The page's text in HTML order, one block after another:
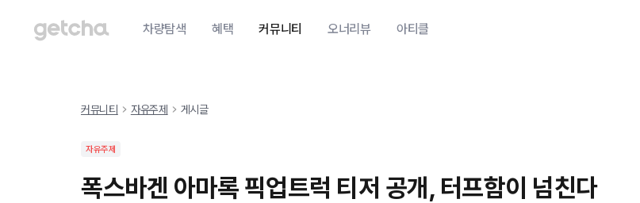
차량탐색 혜택 커뮤니티 오너리뷰 아티클
커뮤니티 자유주제 게시글
자유주제
폭스바겐 아마록 픽업트럭 티저 공개, 터프함이 넘친다